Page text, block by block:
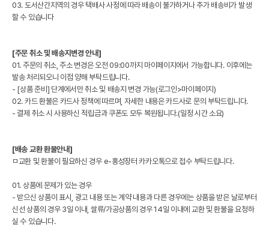
03. 도서산간지역의 경우 택배사 사정에 따라 배송이 불가하거나 추가 배송비가 발생
할 수 있습니다
[주문 취소 및 배송지변경 안내]
01. 주문의 취소, 주소 변경은 오전 09:00까지 마이페이지에서 가능합니다. 이후에는
발송 처리되오니 이점 양해 부탁드립니다.
- [상품 준비] 단계에서만 취소 및 배송지 변경 가능(로그인>마이페이지)
02. 카드 환불은 카드사 정책에 따르며, 자세한 내용은 카드사로 문의 부탁드립니다.
- 결제 취소 시 사용하신 적립금과 쿠폰도 모두 복원됩니다.(일정 시간 소요)
[배송 교환 환불안내]
ㅁ교환 및 환불이 필요하신 경우 e-홍성장터 카카오톡으로 접수 부탁드립니다.
01. 상품에 문제가 있는 경우
- 받으신 상품이 표시, 광고 내용 또는 계약 내용과 다른 경우에는 상품을 받은 날로부터
신선 상품의 경우 3일 이내, 쌀류/가공상품의 경우 14일 이내에 교환 및 환불을 요청하
실 수 있습니다.